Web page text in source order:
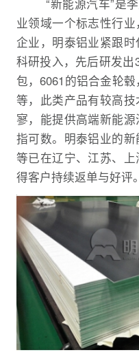
业领域一个标志性行
企业，明泰铝业紧跟
科研投入，先后研发出
包，6061的铝合金轮
等，此类产品有较高
寥，能提供高端新能
指可数。明泰铝业的
等已在辽宁、江苏、
得客户持续返单与好评。